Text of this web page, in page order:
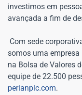
investimos em
avançada a fim de
Com sede
somos uma empresa
na Bolsa de Valores
equipe de 22.500
perianplc.com.